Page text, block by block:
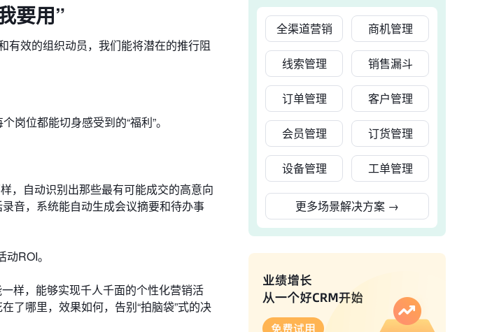
要用”
有效的组织动员，我们能将潜在的推行阻
位都能切身感受到的“福利”。
，自动识别出那些最有可能成交的高意向
音，系统能自动生成会议摘要和待办事
ROI。
样，能够实现千人千面的个性化营销活
了哪里，效果如何，告别“拍脑袋”式的决
全渠道营销 商机管理
线索管理 销售漏斗
订单管理 客户管理
会员管理 订货管理
设备管理 工单管理
更多场景解决方案 →